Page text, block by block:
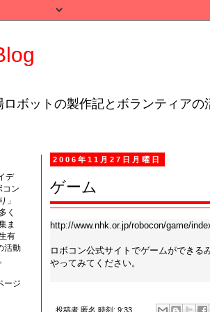
ボットの製作記とボランティアの
2006年11月27日月曜日
ゲーム
http://www.nhk.or.jp/robocon/game/
ロボコン公式サイトでゲームができる
やってみてください。
投稿者 匿名 時刻: 9:33
デ
コン
」
く
ま
有
活動
ージ